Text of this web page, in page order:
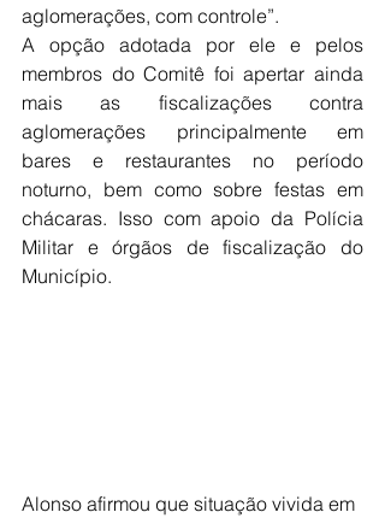
aglomerações, com controle”.
A opção adotada por ele e pelos
membros do Comitê foi apertar ainda
mais as fiscalizações contra
aglomerações principalmente em
bares e restaurantes no período
noturno, bem como sobre festas em
chácaras. Isso com apoio da Polícia
Militar e órgãos de fiscalização do
Município.
Alonso afirmou que situação vivida em